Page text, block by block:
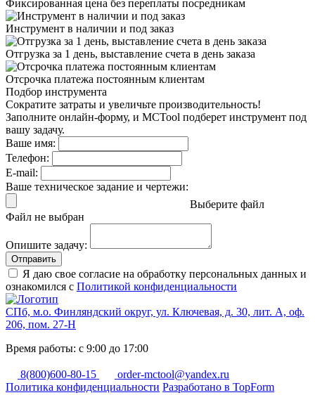
Фиксированная цена без переплаты посредникам
Инструмент в наличии и под заказ
Отгрузка за 1 день, выставление счета в день заказа
Отсрочка платежа постоянным клиентам
Подбор инструмента
Сократите затраты и увеличьте производительность!
Заполните онлайн-форму, и MCTool подберет инструмент под
вашу задачу.
Ваше имя:
Телефон:
E-mail:
Ваше техническое задание и чертежи:
Выберите файл
Файл не выбран
Опишите задачу:
Отправить
Я даю свое согласие на обработку персональных данных и
ознакомился с Политикой конфиденциальности
СПб, м.о. Финляндский округ, ул. Ключевая, д. 30, лит. А, оф.
206, пом. 27-Н
Время работы: с 9:00 до 17:00
8(800)600-80-15
order-mctool@yandex.ru
Политика конфиденциальности Разработано в TopForm